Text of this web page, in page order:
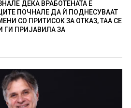
ДЕКА ВРАБОТЕНАТА Е
ПОЧНАЛЕ ДА Ѝ ПОДНЕСУВААТ
СО ПРИТИСОК ЗА ОТКАЗ, ТАА СЕ
ГИ ПРИЈАВИЛА ЗА